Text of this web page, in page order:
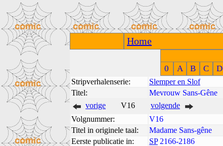
Home
0 A B C D
Stripverhalenserie:
Slemper en Slof
Titel:
Mevrouw Sans-Gêne
vorige
V16
volgende
Volgnummer:
V16
Titel in originele taal:
Madame Sans-gêne
Eerste publicatie in:
SP2166-2186